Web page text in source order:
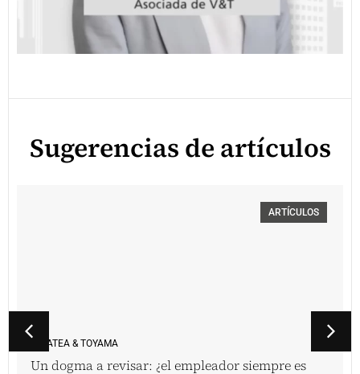
Sugerencias de artículos
ARTÍCULOS
VINATEA & TOYAMA
Un dogma a revisar: ¿el empleador siempre es